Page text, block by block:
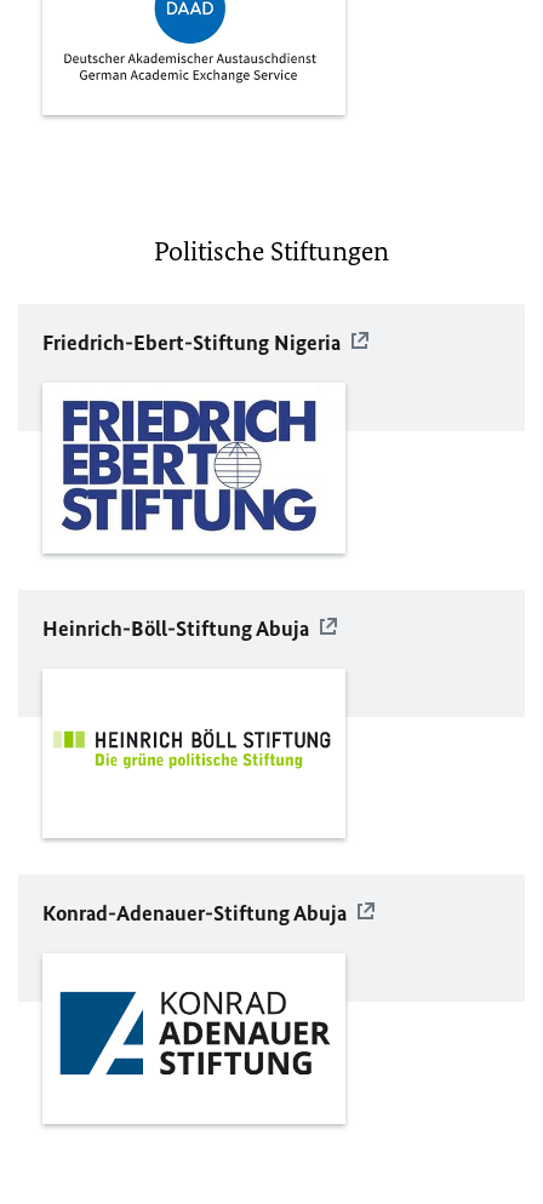
Politische Stiftungen
Friedrich-Ebert-Stiftung Nigeria
Heinrich-Böll-Stiftung Abuja
Konrad-Adenauer-Stiftung Abuja